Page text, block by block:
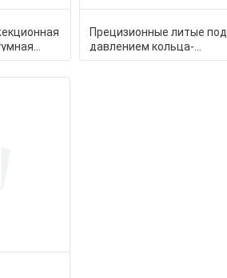
Прецизионные литые под
давлением кольца-
уплотнения из ПЭЭК: